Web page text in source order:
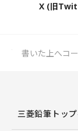
X (旧
書いた上へコ
三菱鉛筆トッ